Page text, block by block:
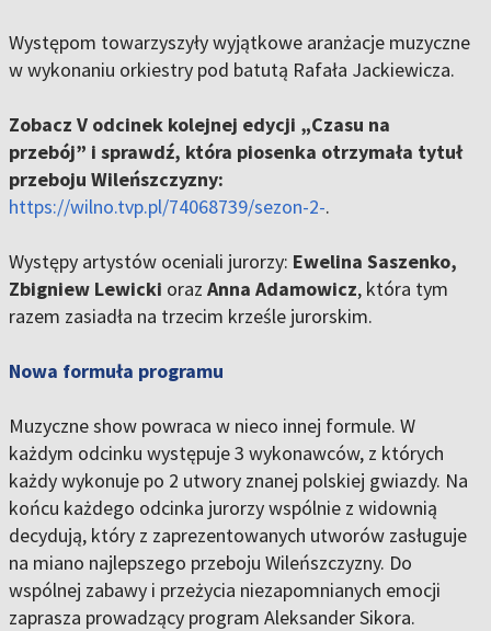
Występom towarzyszyły wyjątkowe aranżacje muzyczne
w wykonaniu orkiestry pod batutą Rafała Jackiewicza.
Zobacz V odcinek kolejnej edycji „Czasu na
przebój” i sprawdź, która piosenka otrzymała tytuł
przeboju Wileńszczyzny:
https://wilno.tvp.pl/74068739/sezon-2-.
Występy artystów oceniali jurorzy: Ewelina Saszenko,
Zbigniew Lewicki oraz Anna Adamowicz, która tym
razem zasiadła na trzecim krześle jurorskim.
Nowa formuła programu
Muzyczne show powraca w nieco innej formule. W
każdym odcinku występuje 3 wykonawców, z których
każdy wykonuje po 2 utwory znanej polskiej gwiazdy. Na
końcu każdego odcinka jurorzy wspólnie z widownią
decydują, który z zaprezentowanych utworów zasługuje
na miano najlepszego przeboju Wileńszczyzny. Do
wspólnej zabawy i przeżycia niezapomnianych emocji
zaprasza prowadzący program Aleksander Sikora.